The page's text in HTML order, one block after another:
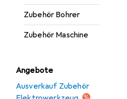
Zubehör Bohrer
Zubehör Maschine
Angebote
Ausverkauf Zubehör